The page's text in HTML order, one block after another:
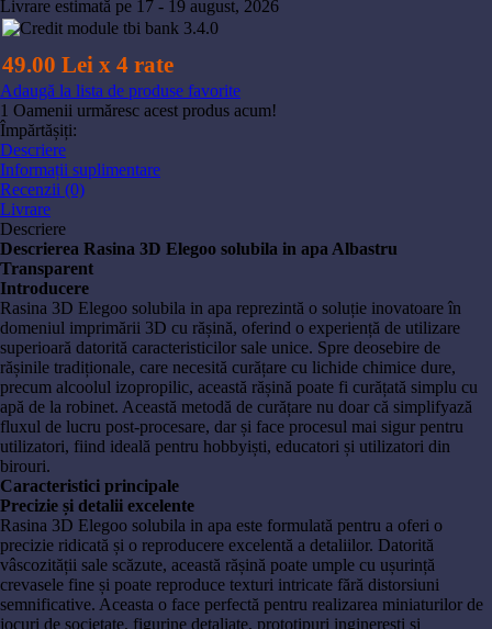
Livrare estimată pe 17 - 19 august, 2026
49.00 Lei x 4 rate
Adaugă la lista de produse favorite
1 Oamenii urmăresc acest produs acum!
Împărtășiți:
Descriere
Informații suplimentare
Recenzii (0)
Livrare
Descriere
Descrierea Rasina 3D Elegoo solubila in apa Albastru
Transparent
Introducere
Rasina 3D Elegoo solubila in apa reprezintă o soluție inovatoare în
domeniul imprimării 3D cu rășină, oferind o experiență de utilizare
superioară datorită caracteristicilor sale unice. Spre deosebire de
rășinile tradiționale, care necesită curățare cu lichide chimice dure,
precum alcoolul izopropilic, această rășină poate fi curățată simplu cu
apă de la robinet. Această metodă de curățare nu doar că simplifyază
fluxul de lucru post-procesare, dar și face procesul mai sigur pentru
utilizatori, fiind ideală pentru hobbyiști, educatori și utilizatori din
birouri.
Caracteristici principale
Precizie și detalii excelente
Rasina 3D Elegoo solubila in apa este formulată pentru a oferi o
precizie ridicată și o reproducere excelentă a detaliilor. Datorită
vâscozității sale scăzute, această rășină poate umple cu ușurință
crevasele fine și poate reproduce texturi intricate fără distorsiuni
semnificative. Aceasta o face perfectă pentru realizarea miniaturilor de
jocuri de societate, figurine detaliate, prototipuri ingineresti și